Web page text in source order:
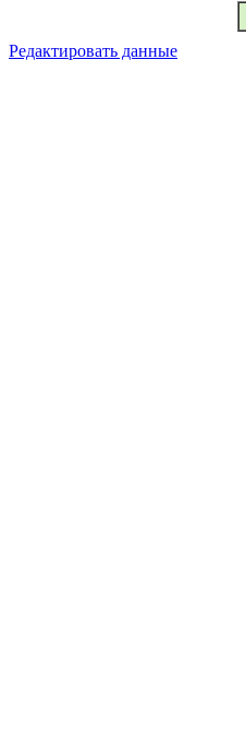
Редактировать данные